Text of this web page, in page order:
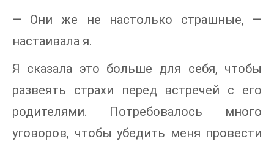
— Они же не настолько страшные, —
настаивала я.
Я сказала это больше для себя, чтобы
развеять страхи перед встречей с его
родителями. Потребовалось много
уговоров, чтобы убедить меня провести